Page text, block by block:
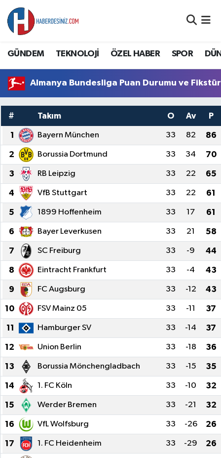
GÜNDEM TEKNOLOJİ ÖZEL HABER SPOR
Almanya Bundesliga Puan Durumu ve Fikstür
# Takım O Av P
1 Bayern München 33 82 86
2 Borussia Dortmund 33 34 70
3 RB Leipzig 33 22 65
4 VfB Stuttgart 33 22 61
5 1899 Hoffenheim 33 17 61
6 Bayer Leverkusen 33 21 58
7 SC Freiburg 33 -9 44
8 Eintracht Frankfurt 33 -4 43
9 FC Augsburg 33 -12 43
10 FSV Mainz 05 33 -11 37
11 Hamburger SV 33 -14 37
12 Union Berlin 33 -18 36
13 Borussia Mönchengladbach 33 -15 35
14 1. FC Köln 33 -10 32
15 Werder Bremen 33 -21 32
16 VfL Wolfsburg 33 -26 26
17 1. FC Heidenheim 33 -29 26
EKONOMİ
GÜNDEM
ÖZEL HABER
SAĞLIK
SİYASET
SPOR
TEKNOLOJİ
YAŞAM
Namaz Vakitleri
Trafik Durumu
Süper Lig Puan Durumu ve Fikstür
Tüm Manşetler
Son Dakika Haberleri
Haber Arşivi